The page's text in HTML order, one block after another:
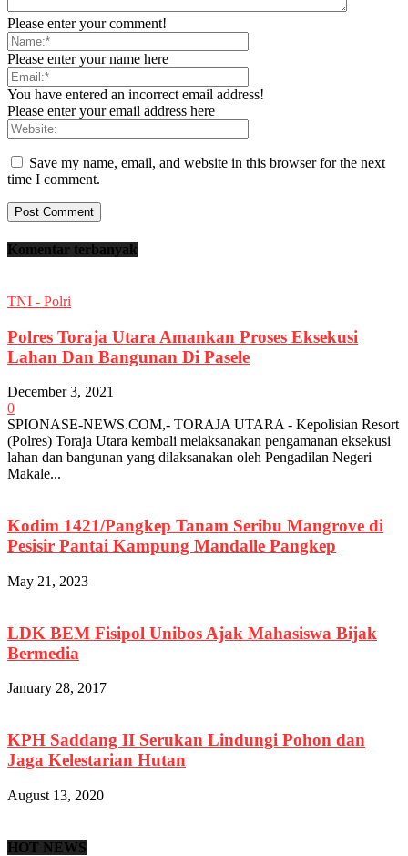
Please enter your comment!
Please enter your name here
You have entered an incorrect email address!
Please enter your email address here
Save my name, email, and website in this browser for the next
time I comment.
Komentar terbanyak
TNI - Polri
Polres Toraja Utara Amankan Proses Eksekusi
Lahan Dan Bangunan Di Pasele
December 3, 2021
0
SPIONASE-NEWS.COM,- TORAJA UTARA - Kepolisian Resort
(Polres) Toraja Utara kembali melaksanakan pengamanan eksekusi
lahan dan bangunan yang dilaksanakan oleh Pengadilan Negeri
Makale...
Kodim 1421/Pangkep Tanam Seribu Mangrove di
Pesisir Pantai Kampung Mandalle Pangkep
May 21, 2023
LDK BEM Fisipol Unibos Ajak Mahasiswa Bijak
Bermedia
January 28, 2017
KPH Saddang II Serukan Lindungi Pohon dan
Jaga Kelestarian Hutan
August 13, 2020
HOT NEWS